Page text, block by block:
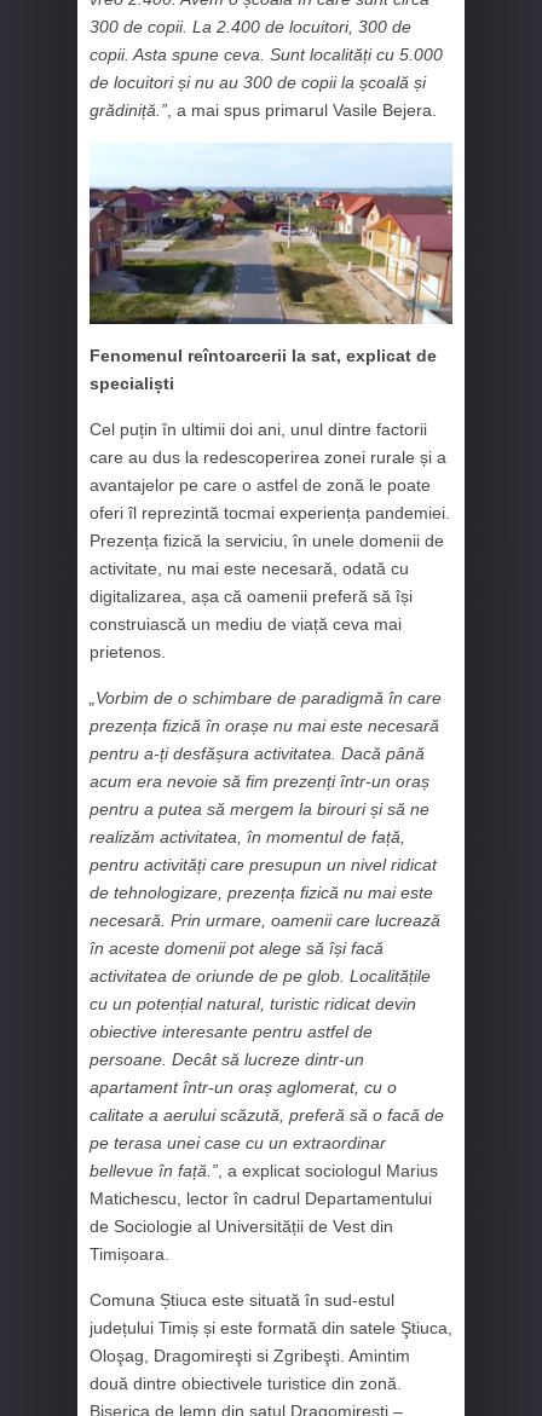
300 de copii. La 2.400 de locuitori, 300 de
copii. Asta spune ceva. Sunt localități cu 5.000
de locuitori și nu au 300 de copii la școală și
grădiniță.” , a mai spus primarul Vasile Bejera.
Fenomenul reîntoarcerii la sat, explicat de
specialiști
Cel puțin în ultimii doi ani, unul dintre factorii
care au dus la redescoperirea zonei rurale și a
avantajelor pe care o astfel de zonă le poate
oferi îl reprezintă tocmai experiența pandemiei.
Prezența fizică la serviciu, în unele domenii de
activitate, nu mai este necesară, odată cu
digitalizarea, așa că oamenii preferă să își
construiască un mediu de viață ceva mai
prietenos.
„Vorbim de o schimbare de paradigmă în care
prezența fizică în orașe nu mai este necesară
pentru a-ți desfășura activitatea. Dacă până
acum era nevoie să fim prezenți într-un oraș
pentru a putea să mergem la birouri și să ne
realizăm activitatea, în momentul de față,
pentru activități care presupun un nivel ridicat
de tehnologizare, prezența fizică nu mai este
necesară. Prin urmare, oamenii care lucrează
în aceste domenii pot alege să își facă
activitatea de oriunde de pe glob. Localitățile
cu un potențial natural, turistic ridicat devin
obiective interesante pentru astfel de
persoane. Decât să lucreze dintr-un
apartament într-un oraș aglomerat, cu o
calitate a aerului scăzută, preferă să o facă de
pe terasa unei case cu un extraordinar
bellevue în față.” , a explicat sociologul Marius
Matichescu, lector în cadrul Departamentului
de Sociologie al Universității de Vest din
Timișoara.
Comuna Știuca este situată în sud-estul
județului Timiș și este formată din satele Ştiuca,
Oloşag, Dragomireşti si Zgribeşti. Amintim
două dintre obiectivele turistice din zonă.
Biserica de lemn din satul Dragomirești –